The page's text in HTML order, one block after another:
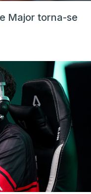
Major torna-se